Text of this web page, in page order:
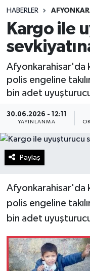
HABERLER
Kargo ile
Afyonkarahisar'da
polis engeline
bin adet
30.06.2026 - 12:11
YAYINLANMA
Paylaş
Afyonkarahisar'da
polis engeline
bin adet
Spor
Teknoloji
Yaşam